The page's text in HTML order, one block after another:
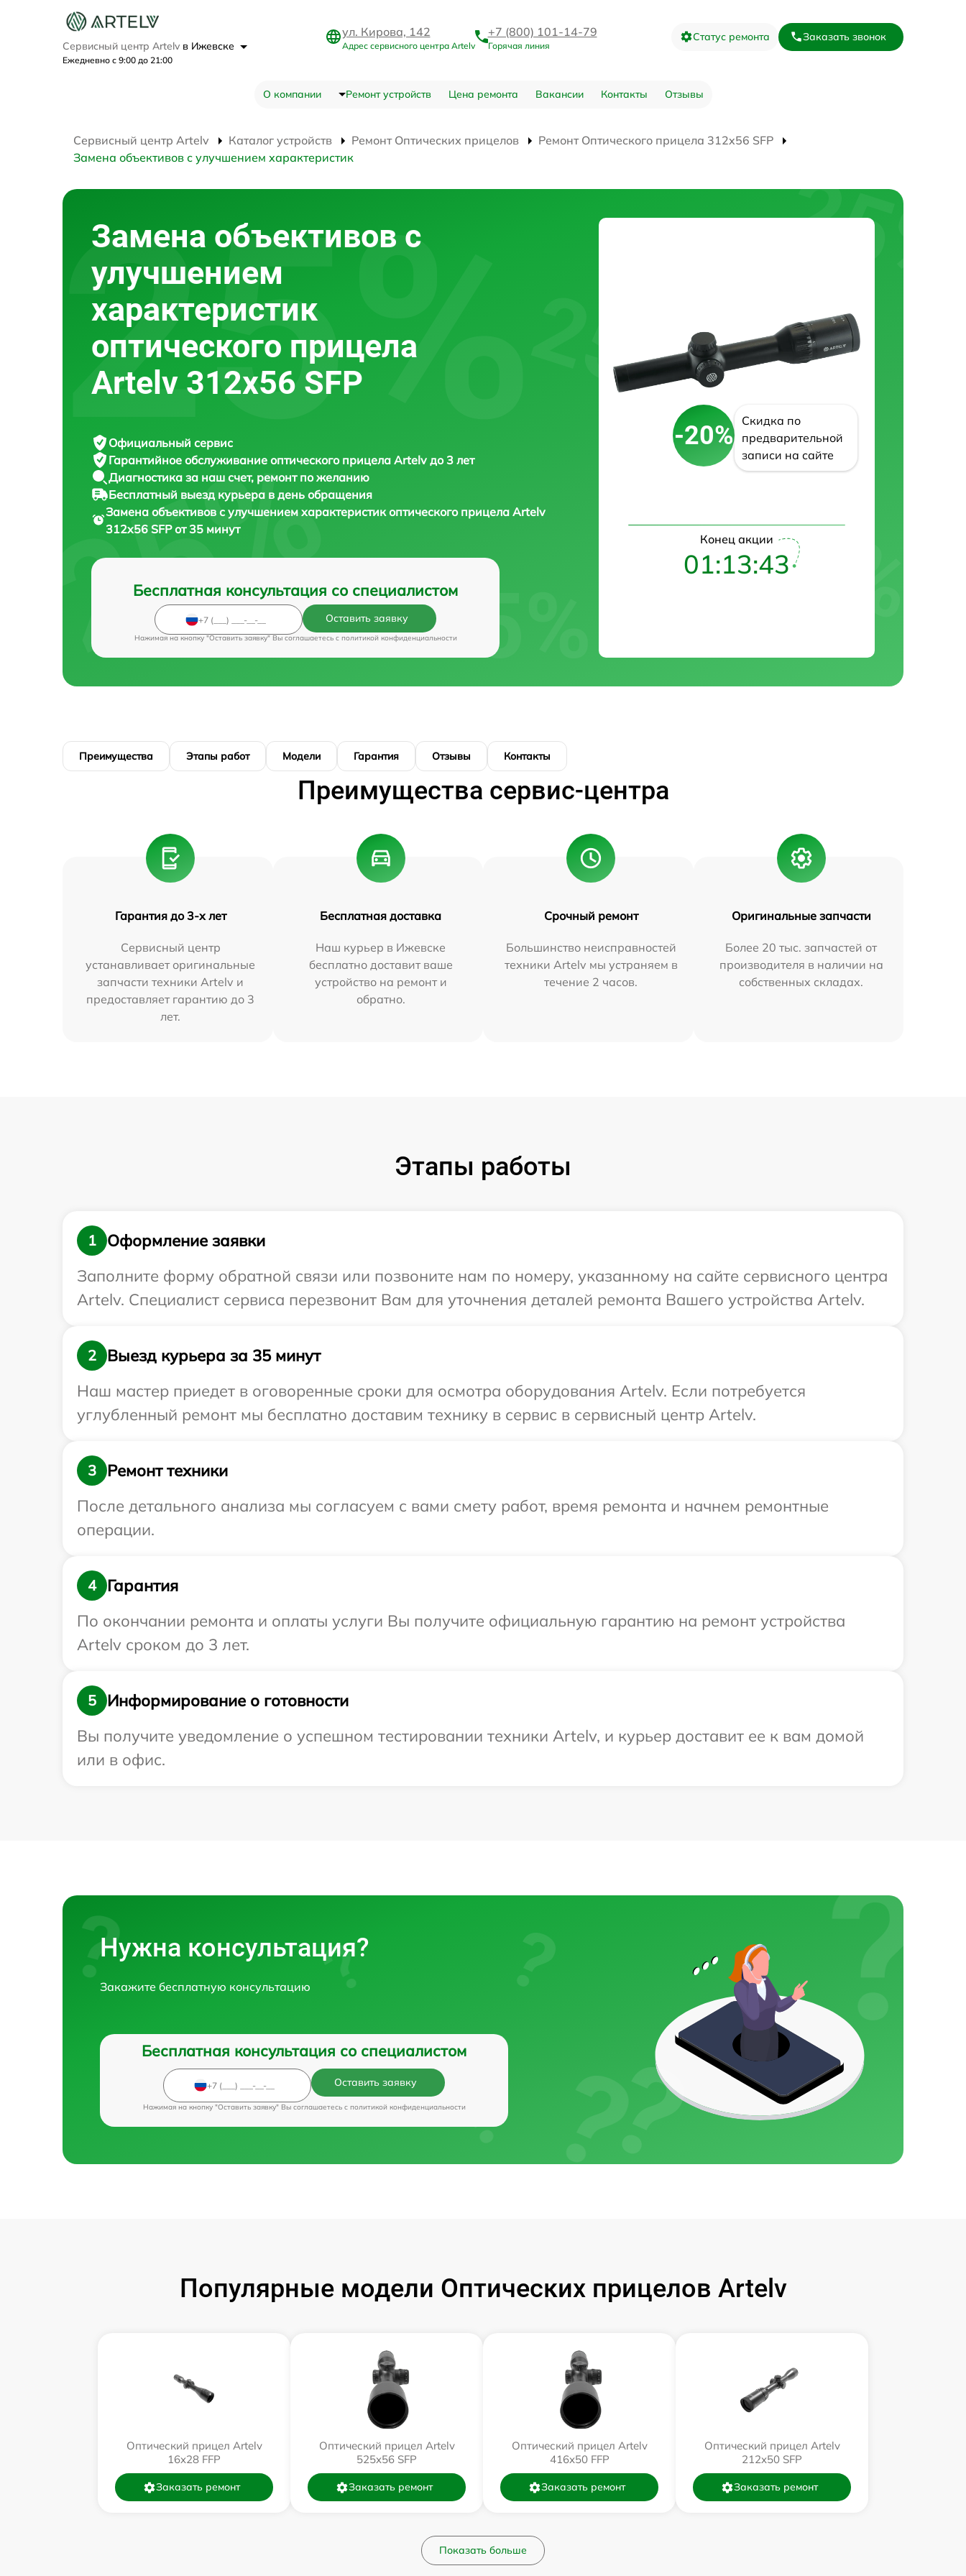
Сервисный центр Artelv в Ижевске
Ежедневно с 9:00 до 21:00
ул. Кирова, 142
Адрес сервисного центра Artelv
+7 (800) 101-14-79
Горячая линия
Статус ремонта Заказать звонок
О компании Ремонт устройств Цена ремонта Вакансии Контакты Отзывы
Сервисный центр Artelv Каталог устройств Ремонт Оптических прицелов
Ремонт Оптического прицела 312x56 SFP
Замена объективов с улучшением характеристик
Замена объективов с
улучшением
характеристик
оптического прицела
Artelv 312x56 SFP
Официальный сервис
Гарантийное обслуживание оптического прицела Artelv до 3 лет
Диагностика за наш счет, ремонт по желанию
Бесплатный выезд курьера в день обращения
Замена объективов с улучшением характеристик оптического прицела Artelv
312x56 SFP от 35 минут
Бесплатная консультация со специалистом
Оставить заявку
Нажимая на кнопку "Оставить заявку" Вы соглашаетесь c политикой конфиденциальности
-20%
Скидка по
предварительной
записи на сайте
Конец акции
01:13:43
Преимущества Этапы работ Модели Гарантия Отзывы Контакты
Преимущества сервис-центра
Гарантия до 3-х лет
Сервисный центр
устанавливает оригинальные
запчасти техники Artelv и
предоставляет гарантию до 3
лет.
Бесплатная доставка
Наш курьер в Ижевске
бесплатно доставит ваше
устройство на ремонт и
обратно.
Срочный ремонт
Большинство неисправностей
техники Artelv мы устраняем в
течение 2 часов.
Оригинальные запчасти
Более 20 тыс. запчастей от
производителя в наличии на
собственных складах.
Этапы работы
1
Оформление заявки
Заполните форму обратной связи или позвоните нам по номеру, указанному на сайте сервисного центра
Artelv. Специалист сервиса перезвонит Вам для уточнения деталей ремонта Вашего устройства Artelv.
2
Выезд курьера за 35 минут
Наш мастер приедет в оговоренные сроки для осмотра оборудования Artelv. Если потребуется
углубленный ремонт мы бесплатно доставим технику в сервис в сервисный центр Artelv.
3
Ремонт техники
После детального анализа мы согласуем с вами смету работ, время ремонта и начнем ремонтные
операции.
4
Гарантия
По окончании ремонта и оплаты услуги Вы получите официальную гарантию на ремонт устройства
Artelv сроком до 3 лет.
5
Информирование о готовности
Вы получите уведомление о успешном тестировании техники Artelv, и курьер доставит ее к вам домой
или в офис.
Нужна консультация?
Закажите бесплатную консультацию
Бесплатная консультация со специалистом
Оставить заявку
Нажимая на кнопку "Оставить заявку" Вы соглашаетесь c политикой конфиденциальности
Популярные модели Оптических прицелов Artelv
Оптический прицел Artelv
16x28 FFP
Заказать ремонт
Оптический прицел Artelv
525x56 SFP
Заказать ремонт
Оптический прицел Artelv
416x50 FFP
Заказать ремонт
Оптический прицел Artelv
212x50 SFP
Заказать ремонт
Показать больше